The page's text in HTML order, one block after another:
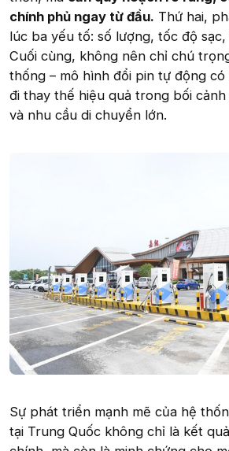
chính phủ ngay từ đầu. Thứ hai,
lúc ba yếu tố: số lượng, tốc độ
Cuối cùng, không nên chỉ chú
thống – mô hình đổi pin tự động
đi thay thế hiệu quả trong bối
và nhu cầu di chuyển lớn.
Sự phát triển mạnh mẽ của hệ
tại Trung Quốc không chỉ là kết